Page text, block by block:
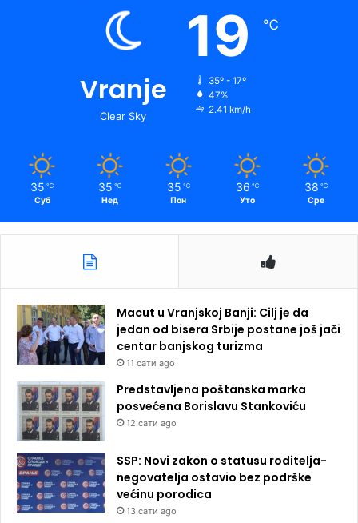
Vranje
Clear Sky
19 ℃
35º - 17º
47%
2.41 km/h
35 ℃
Суб
35 ℃
Нед
35 ℃
Пон
36 ℃
Уто
38 ℃
Сре
Macut u Vranjskoj Banji: Cilj je da
jedan od bisera Srbije postane još jači
centar banjskog turizma
11 сати ago
Predstavljena poštanska marka
posvećena Borislavu Stankoviću
12 сати ago
SSP: Novi zakon o statusu roditelja-
negovatelja ostavio bez podrške
većinu porodica
13 сати ago